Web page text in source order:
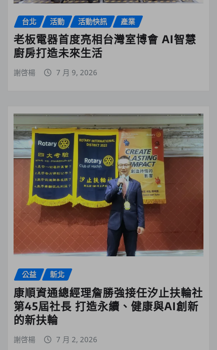
台北 活動 活動快訊 產業
老板電器首度亮相台灣室博會 AI智慧
廚房打造未來生活
謝啓楊 7 月 9, 2026
公益 新北
康順資通總經理詹勝強接任汐止扶輪社
第45屆社長 打造永續、健康與AI創新
的新扶輪
謝啓楊 7 月 2, 2026